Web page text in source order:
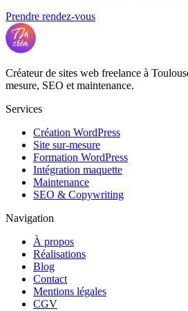
Prendre rendez-vous
Créateur de sites web freelance à
mesure, SEO et maintenance.
Services
Création WordPress
Site sur-mesure
Formation WordPress
Intégration maquette
Maintenance
SEO & Copywriting
Navigation
À propos
Réalisations
Blog
Contact
Mentions légales
CGV